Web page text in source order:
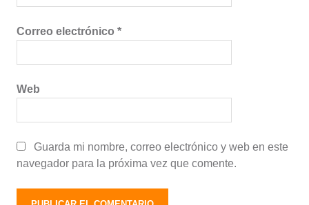
Correo electrónico *
Web
Guarda mi nombre, correo electrónico y web en este
navegador para la próxima vez que comente.